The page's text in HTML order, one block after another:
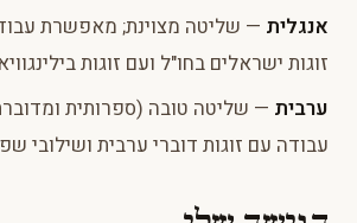
אנגלית — שליטה מצוינת; מאפשרת
זוגות ישראלים בחו"ל ועם זוגות
ערבית — שליטה טובה (ספרותית
עבודה עם זוגות דוברי ערבית ושילובי